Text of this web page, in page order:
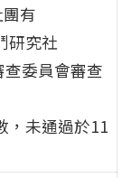
有
研究社
委員會審查
，未通過於11